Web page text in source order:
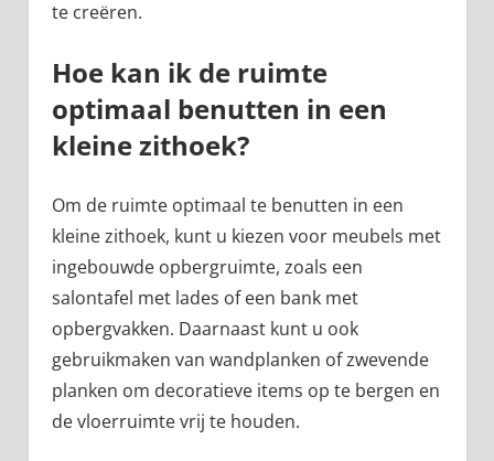
te creëren.
Hoe kan ik de ruimte
optimaal benutten in een
kleine zithoek?
Om de ruimte optimaal te benutten in een
kleine zithoek, kunt u kiezen voor meubels met
ingebouwde opbergruimte, zoals een
salontafel met lades of een bank met
opbergvakken. Daarnaast kunt u ook
gebruikmaken van wandplanken of zwevende
planken om decoratieve items op te bergen en
de vloerruimte vrij te houden.